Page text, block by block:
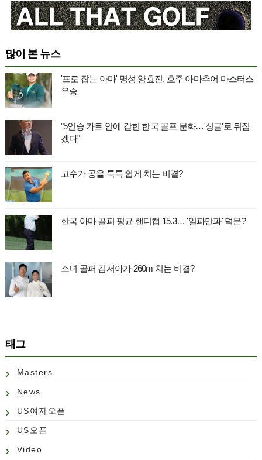
많이 본 뉴스
'프로 잡는 아마' 명성 양효진, 호주 아마추어 마스터스
우승
"5인승 카트 안에 갇힌 한국 골프 문화…'싱글'로 뒤집
겠다"
고수가 공을 툭툭 쉽게 치는 비결?
한국 아마 골퍼 평균 핸디캡 15.3… '일파만파' 덕분?
소녀 골퍼 김서아가 260m 치는 비결?
태그
Masters
News
US여자오픈
US오픈
Video